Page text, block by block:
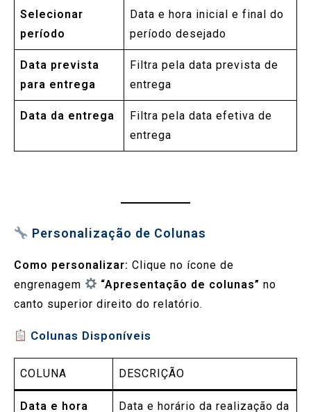
Selecionar
período
Data e hora inicial e final do
período desejado
Data prevista
para entrega
Filtra pela data prevista de
entrega
Data da entrega
Filtra pela data efetiva de
entrega
Personalização de Colunas
Como personalizar: Clique no ícone de
engrenagem
“Apresentação de colunas” no
canto superior direito do relatório.
Colunas Disponíveis
COLUNA DESCRIÇÃO
Data e hora Data e horário da realização da